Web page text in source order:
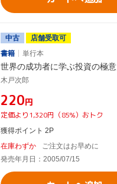
中古
店舗受取可
書籍
単行本
世界の成功者に学ぶ投資の極意
木戸次郎
¥220円
定価より1,320円（85%）おトク
獲得ポイント 2P
在庫わずか
ご注文はお早めに
発売年月日：2005/07/15